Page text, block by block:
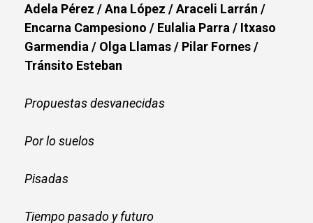
Adela Pérez / Ana López / Araceli Larrán /
Encarna Campesiono / Eulalia Parra / Itxaso
Garmendia / Olga Llamas / Pilar Fornes /
Tránsito Esteban
Propuestas desvanecidas
Por lo suelos
Pisadas
Tiempo pasado y futuro